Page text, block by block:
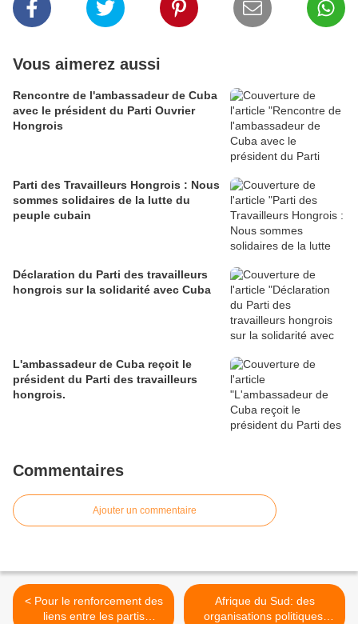
Vous aimerez aussi
Rencontre de l'ambassadeur de Cuba
avec le président du Parti Ouvrier
Hongrois
Parti des Travailleurs Hongrois : Nous
sommes solidaires de la lutte du
peuple cubain
Déclaration du Parti des travailleurs
hongrois sur la solidarité avec Cuba
L'ambassadeur de Cuba reçoit le
président du Parti des travailleurs
hongrois.
Commentaires
Ajouter un commentaire
< Pour le renforcement des
liens entre les partis
Afrique du Sud: des
organisations politiques,